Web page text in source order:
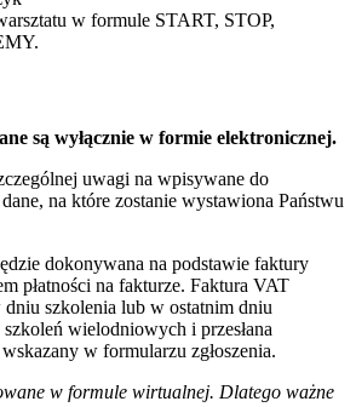
w formule START, STOP,
są wyłącznie w formie elektronicznej.
uwagi na wpisywane do
na które zostanie wystawiona Państwu
dokonywana na podstawie faktury
płatności na fakturze. Faktura VAT
szkolenia lub w ostatnim dniu
wielodniowych i przesłana
w formularzu zgłoszenia.
w formule wirtualnej. Dlatego ważne